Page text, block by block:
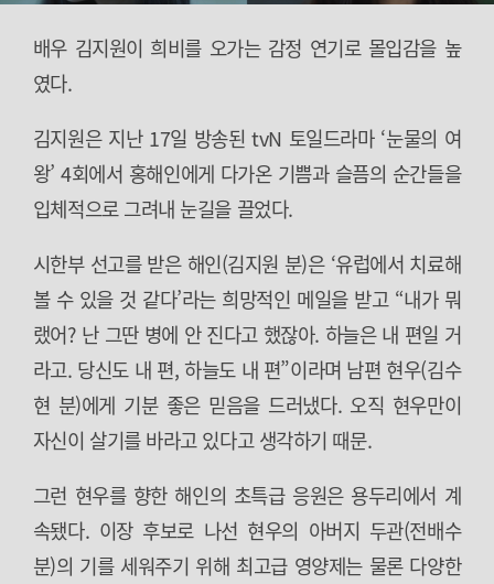
배우 김지원이 희비를 오가는 감정 연기로 몰입감을 높
였다.
김지원은 지난 17일 방송된 tvN 토일드라마 ‘눈물의 여
왕’ 4회에서 홍해인에게 다가온 기쁨과 슬픔의 순간들을
입체적으로 그려내 눈길을 끌었다.
시한부 선고를 받은 해인(김지원 분)은 ‘유럽에서 치료해
볼 수 있을 것 같다’라는 희망적인 메일을 받고 “내가 뭐
랬어? 난 그딴 병에 안 진다고 했잖아. 하늘은 내 편일 거
라고. 당신도 내 편, 하늘도 내 편”이라며 남편 현우(김수
현 분)에게 기분 좋은 믿음을 드러냈다. 오직 현우만이
자신이 살기를 바라고 있다고 생각하기 때문.
그런 현우를 향한 해인의 초특급 응원은 용두리에서 계
속됐다. 이장 후보로 나선 현우의 아버지 두관(전배수
분)의 기를 세워주기 위해 최고급 영양제는 물론 다양한